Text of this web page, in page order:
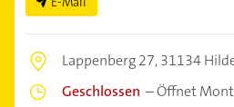
Lappenberg 27,31134
Geschlossen –Öffnet